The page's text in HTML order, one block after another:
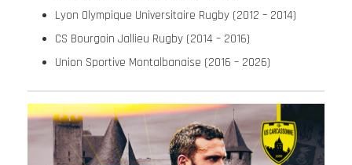
Lyon Olympique Universitaire Rugby (2012 – 2014)
CS Bourgoin Jallieu Rugby (2014 – 2016)
Union Sportive Montalbanaise (2016 – 2026)